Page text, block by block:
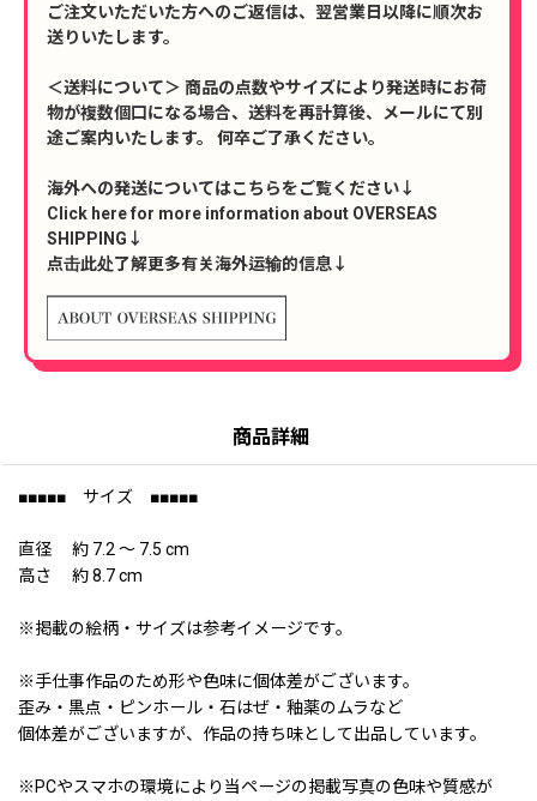
ご注文いただいた方へのご返信は、翌営業日以降に順次お
送りいたします。
＜送料について＞ 商品の点数やサイズにより発送時にお荷
物が複数個口になる場合、送料を再計算後、メールにて別
途ご案内いたします。 何卒ご了承ください。
海外への発送についてはこちらをご覧ください↓
Click here for more information about OVERSEAS
SHIPPING↓
点击此处了解更多有关海外运输的信息↓
商品詳細
■■■■■ サイズ ■■■■■
直径 約 7.2 〜 7.5 cm
高さ 約 8.7 cm
※掲載の絵柄・サイズは参考イメージです。
※手仕事作品のため形や色味に個体差がございます。
歪み・黒点・ピンホール・石はぜ・釉薬のムラなど
個体差がございますが、作品の持ち味として出品しています。
※PCやスマホの環境により当ページの掲載写真の色味や質感が